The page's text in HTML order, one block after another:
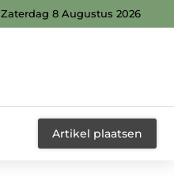
Zaterdag 8 Augustus 2026
Artikel plaatsen